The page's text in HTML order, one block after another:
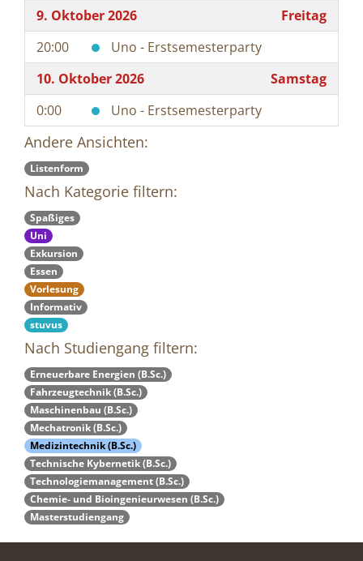
9. Oktober 2026
Freitag
20:00
Uno - Erstsemesterparty
10. Oktober 2026
Samstag
0:00
Uno - Erstsemesterparty
Andere Ansichten:
Listenform
Nach Kategorie filtern:
Spaßiges
Uni
Exkursion
Essen
Vorlesung
Informativ
stuvus
Nach Studiengang filtern:
Erneuerbare Energien (B.Sc.)
Fahrzeugtechnik (B.Sc.)
Maschinenbau (B.Sc.)
Mechatronik (B.Sc.)
Medizintechnik (B.Sc.)
Technische Kybernetik (B.Sc.)
Technologiemanagement (B.Sc.)
Chemie- und Bioingenieurwesen (B.Sc.)
Masterstudiengang